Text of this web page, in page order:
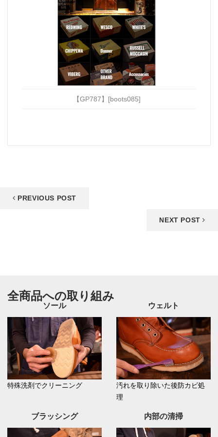
【GP787】[boots085]
PREVIOUS POST
NEXT POST
全商品への取り組み
ソール
特殊洗剤でクリーニング
ウェルト
汚れを取り除いた後防カビ処
理
ブラッシング 内部の清掃